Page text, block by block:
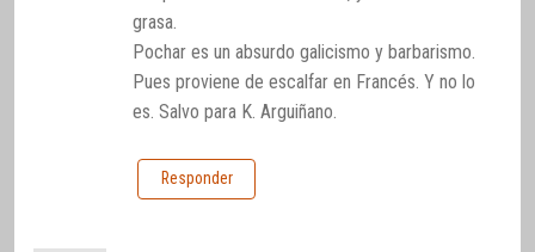
grasa.
Pochar es un absurdo galicismo y barbarismo.
Pues proviene de escalfar en Francés. Y no lo
es. Salvo para K. Arguiñano.
Responder